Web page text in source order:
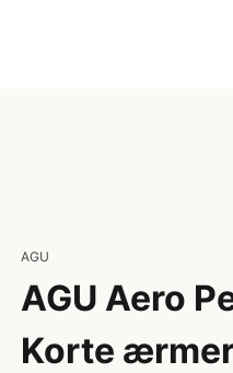
AGU
AGU Aero
Korte